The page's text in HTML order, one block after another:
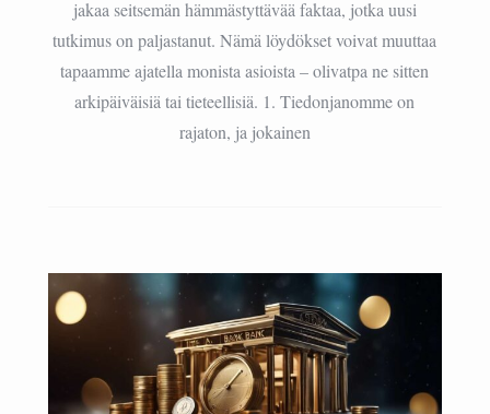
jakaa seitsemän hämmästyttävää faktaa, jotka uusi
tutkimus on paljastanut. Nämä löydökset voivat muuttaa
tapaamme ajatella monista asioista – olivatpa ne sitten
arkipäiväisiä tai tieteellisiä. 1. Tiedonjanomme on
rajaton, ja jokainen